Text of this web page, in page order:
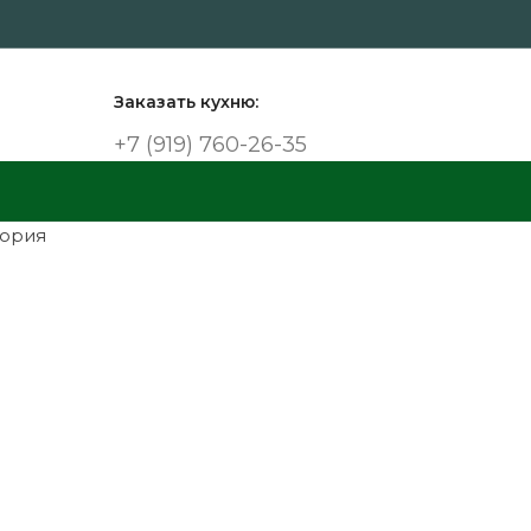
Заказать кухню:
+7 (919) 760-26-35